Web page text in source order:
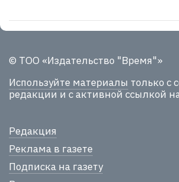
© ТОО «Издательство "Время"»
Используйте материалы только с
редакции и с активной ссылкой
Редакция
Реклама в газете
Подписка на газету